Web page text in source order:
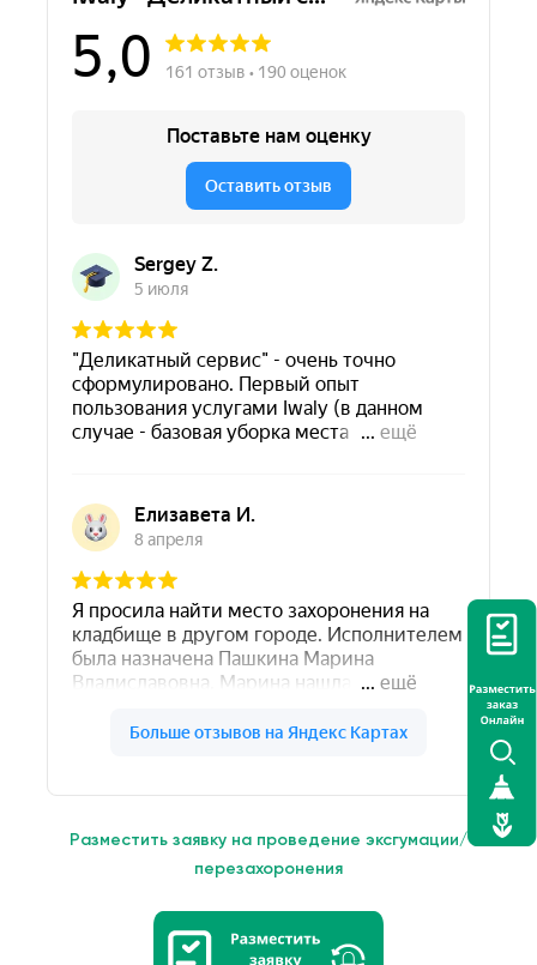
Разместить заявку на проведение эксгумации/
перезахоронения